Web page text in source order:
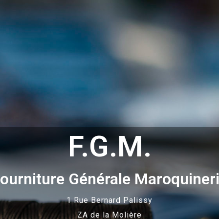
F.G.M.
Générale
1 Rue Bernard Palissy
ZA de la Molière